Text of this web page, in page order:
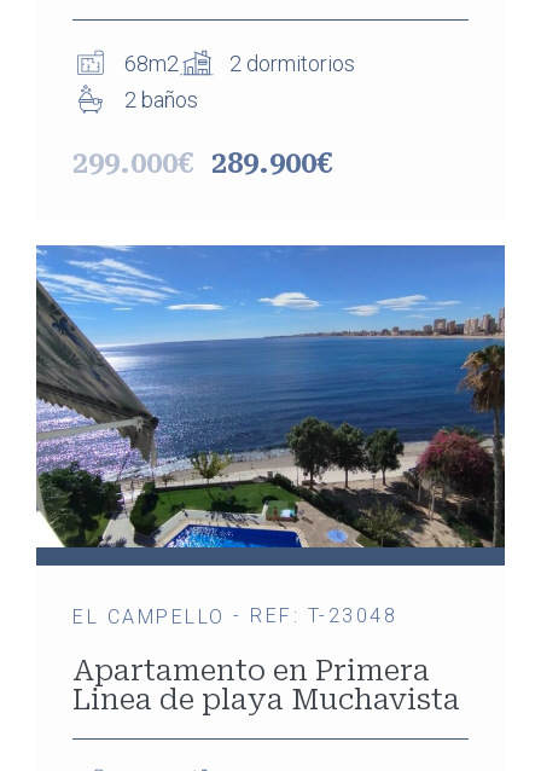
68m2
2 dormitorios
2 baños
299.000€ 289.900€
EL CAMPELLO - REF: T-23048
Apartamento en Primera
Linea de playa Muchavista